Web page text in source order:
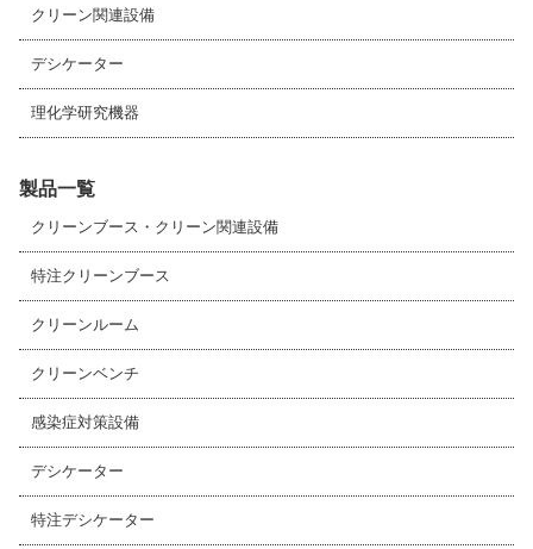
クリーン関連設備
デシケーター
理化学研究機器
製品一覧
クリーンブース・クリーン関連設備
特注クリーンブース
クリーンルーム
クリーンベンチ
感染症対策設備
デシケーター
特注デシケーター